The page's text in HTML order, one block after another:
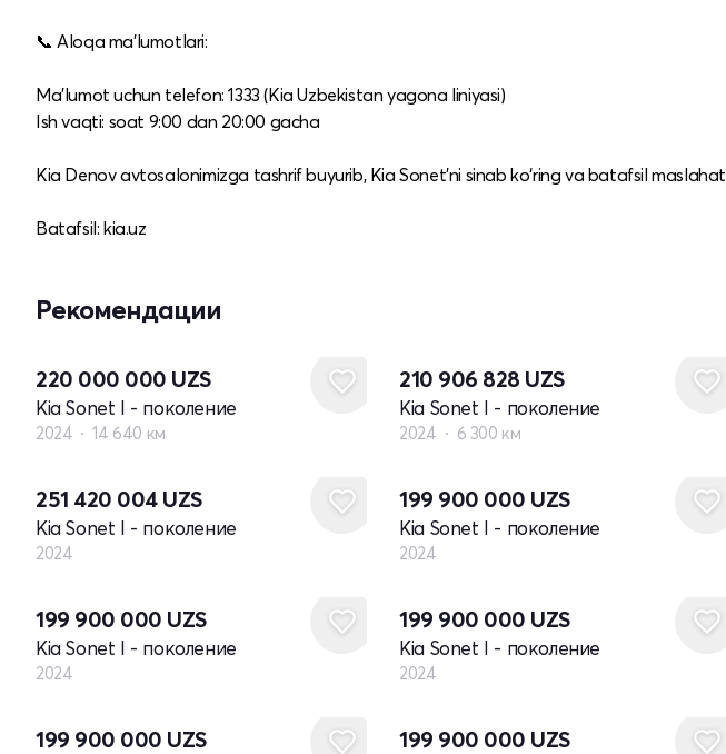
📞 Aloqa ma’lumotlari:
Ma’lumot uchun telefon: 1333 (Kia Uzbekistan yagona liniyasi)
Ish vaqti: soat 9:00 dan 20:00 gacha
Kia Denov avtosalonimizga tashrif buyurib, Kia Sonet’ni sinab ko‘ring va batafsil
Batafsil: kia.uz
Рекомендации
220 000 000 UZS
Kia Sonet I - поколение
2024 14 640 км
210 906 828 UZS
Kia Sonet I - поколение
2024 6 300 км
251 420 004 UZS
Kia Sonet I - поколение
2024
199 900 000 UZS
Kia Sonet I - поколение
2024
199 900 000 UZS
Kia Sonet I - поколение
2024
199 900 000 UZS
Kia Sonet I - поколение
2024
199 900 000 UZS 199 900 000 UZS